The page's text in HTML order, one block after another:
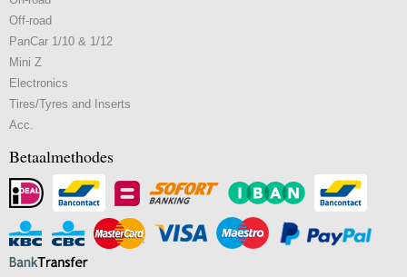
Off-road
PanCar 1/10 & 1/12
Mini Z
Electronics
Tires/Tyres and Inserts
Acc.
Betaalmethodes